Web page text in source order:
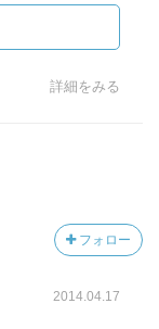
れます。「教育
教的道徳が流れ
儒学イデオロギ
た。たとえば、
。そして、彼
る幕藩体制だ
触れて、内藤湖
、明治以降の日
価してこなかっ
詳細をみる
フォロー
2014.04.17